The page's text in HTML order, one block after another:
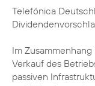
Telefónica
Im
Verkauf des
passiven